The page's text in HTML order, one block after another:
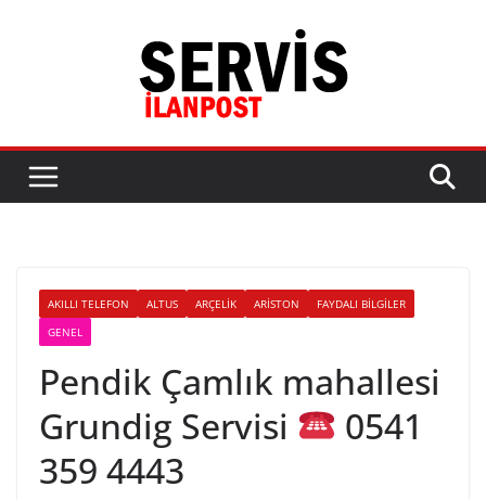
AKILLI TELEFON ALTUS ARÇELIK ARISTON
FAYDALI BILGILER
GENEL
Pendik Çamlık mahallesi
Grundig Servisi
0541
359 4443